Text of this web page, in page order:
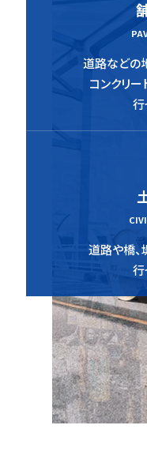
道路などの
コンクリ
行
道路や橋
行